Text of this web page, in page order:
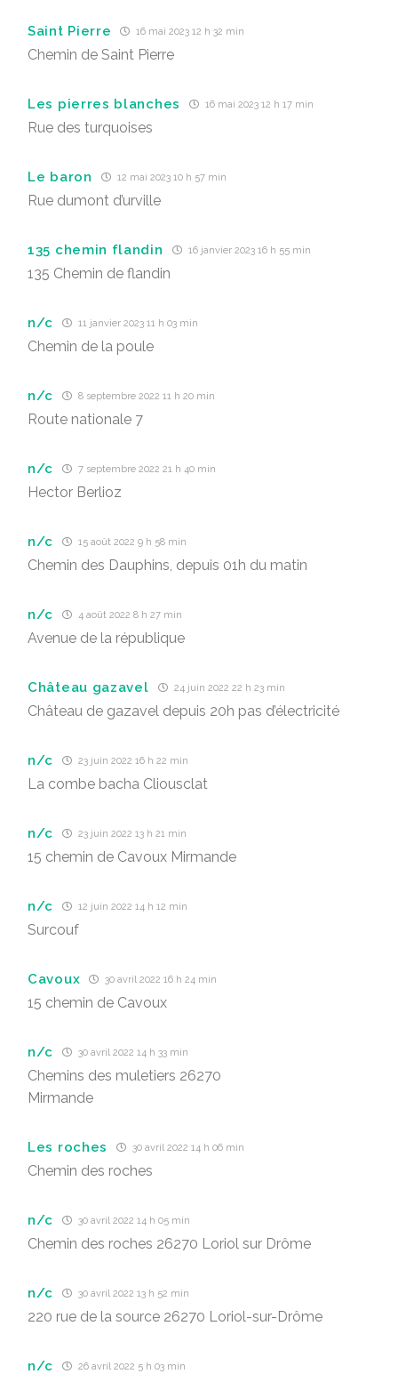
Saint Pierre 16 mai 2023 12 h 32 min
Chemin de Saint Pierre
Les pierres blanches 16 mai 2023 12 h 17 min
Rue des turquoises
Le baron 12 mai 2023 10 h 57 min
Rue dumont d’urville
135 chemin flandin 16 janvier 2023 16 h 55 min
135 Chemin de flandin
n/c 11 janvier 2023 11 h 03 min
Chemin de la poule
n/c 8 septembre 2022 11 h 20 min
Route nationale 7
n/c 7 septembre 2022 21 h 40 min
Hector Berlioz
n/c 15 août 2022 9 h 58 min
Chemin des Dauphins, depuis 01h du matin
n/c 4 août 2022 8 h 27 min
Avenue de la république
Château gazavel 24 juin 2022 22 h 23 min
Château de gazavel depuis 20h pas d’électricité
n/c 23 juin 2022 16 h 22 min
La combe bacha Cliousclat
n/c 23 juin 2022 13 h 21 min
15 chemin de Cavoux Mirmande
n/c 12 juin 2022 14 h 12 min
Surcouf
Cavoux 30 avril 2022 16 h 24 min
15 chemin de Cavoux
n/c 30 avril 2022 14 h 33 min
Chemins des muletiers 26270
Mirmande
Les roches 30 avril 2022 14 h 06 min
Chemin des roches
n/c 30 avril 2022 14 h 05 min
Chemin des roches 26270 Loriol sur Drôme
n/c 30 avril 2022 13 h 52 min
220 rue de la source 26270 Loriol-sur-Drôme
n/c 26 avril 2022 5 h 03 min